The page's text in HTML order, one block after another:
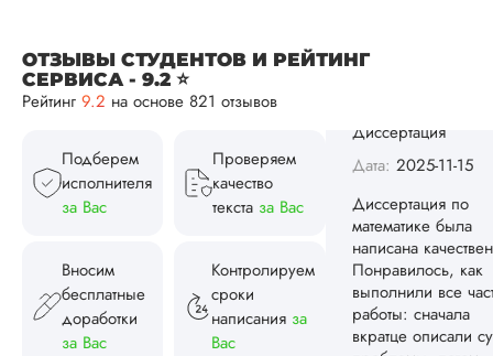
ОТЗЫВЫ СТУДЕНТОВ И РЕЙТИНГ
СЕРВИСА - 9.2 ⭐
Рейтинг 9.2 на основе 821 отзывов
Подберем
исполнителя
за Вас
Проверяем
качество
текста за Вас
Вносим
бесплатные
доработки
за Вас
Контролируем
сроки
написания за
Вас
Понравилось, как
проблемы, потом
рассказали о
исследования,
чего провели все
расчеты и
так, как указано в
индивидуа...
Читать полный